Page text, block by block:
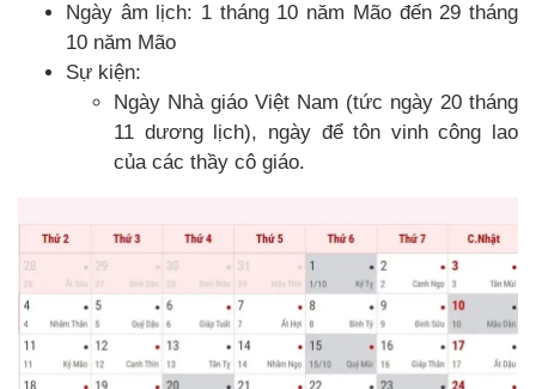
Ngày âm lịch: 1 tháng 10 năm Mão đến 29 tháng
10 năm Mão
Sự kiện:
Ngày Nhà giáo Việt Nam (tức ngày 20 tháng
11 dương lịch), ngày để tôn vinh công lao
của các thầy cô giáo.